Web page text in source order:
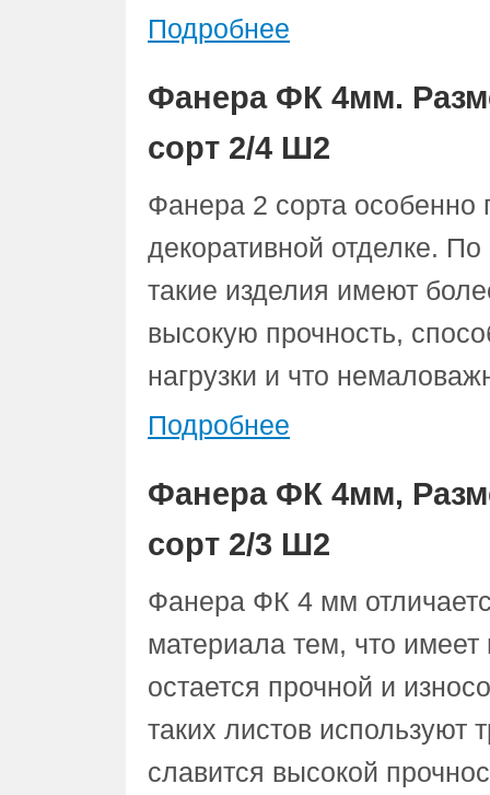
Подробнее
Фанера ФК 4мм.
сорт 2/4 Ш2
Фанера 2 сорта особенно
декоративной отделке.
такие изделия имеют
высокую прочность,
нагрузки и что
Подробнее
Фанера ФК 4мм,
сорт 2/3 Ш2
Фанера ФК 4 мм
материала тем, что
остается прочной и
таких листов используют
славится высокой